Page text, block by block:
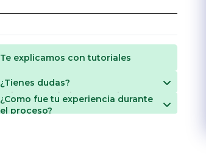
Te explicamos con tutoriales
¿Tienes dudas?
Sobre este trámite o consulta
Enviar correo
¿Como fue tu experiencia durante
el proceso?